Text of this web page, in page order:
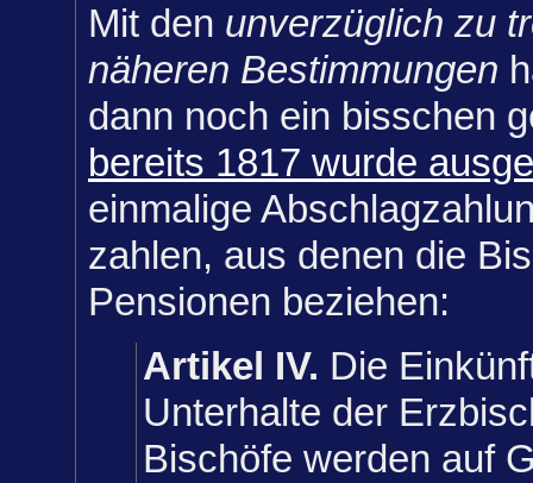
Mit den unverzüglich zu
näheren Bestimmungen
dann noch ein bisschen
bereits 1817 wurde
einmalige
zahlen, aus denen die
Pensionen beziehen:
Artikel IV. Die
Unterhalte der
Bischöfe werden auf